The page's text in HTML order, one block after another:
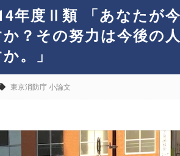
年度Ⅱ類 「あなたが
？その努力は今後の
。」
東京消防庁 小論文